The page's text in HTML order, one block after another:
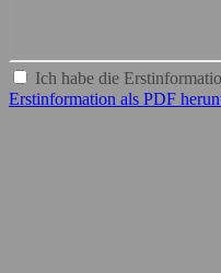
Ich habe die
Erstinformation als PDF